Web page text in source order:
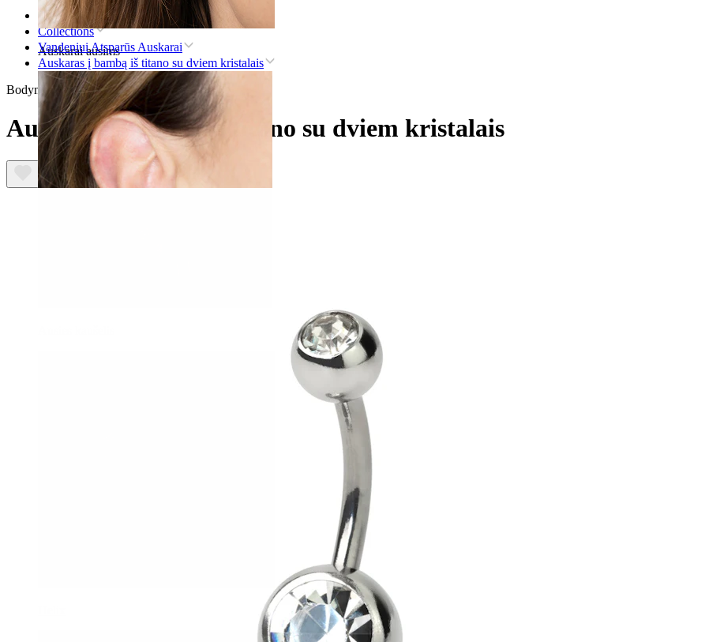
Auskarai ausims
Pradžia
Collections
Vandeniui Atsparūs Auskarai
Auskaras į bambą iš titano su dviem kristalais
Bodymod Trend
Auskaras į bambą iš titano su dviem kristalais